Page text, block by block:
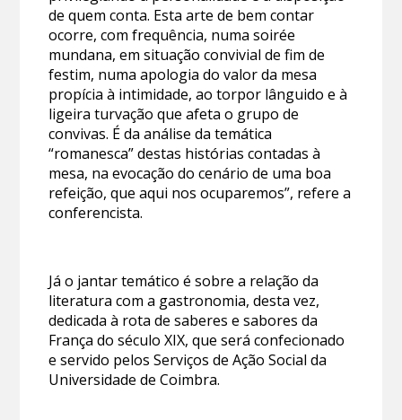
de quem conta. Esta arte de bem contar
ocorre, com frequência, numa soirée
mundana, em situação convivial de fim de
festim, numa apologia do valor da mesa
propícia à intimidade, ao torpor lânguido e à
ligeira turvação que afeta o grupo de
convivas. É da análise da temática
“romanesca” destas histórias contadas à
mesa, na evocação do cenário de uma boa
refeição, que aqui nos ocuparemos”, refere a
conferencista.
Já o jantar temático é sobre a relação da
literatura com a gastronomia, desta vez,
dedicada à rota de saberes e sabores da
França do século XIX, que será confecionado
e servido pelos Serviços de Ação Social da
Universidade de Coimbra.